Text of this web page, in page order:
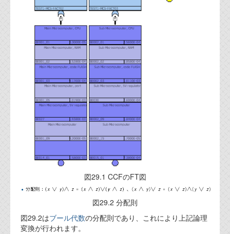
機能安全用語集
設計用語集
オンラインショップ
FAQ
お問い合わせフォーム
図29.1 CCFのFT図
図29.2 分配則
図29.2はブール代数の分配則であり、これにより上記論理
変換が行われます。